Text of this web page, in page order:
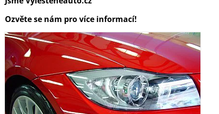
Ozvěte se nám pro více informací!